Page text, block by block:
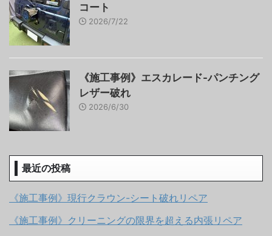
コート
2026/7/22
《施工事例》エスカレード-パンチング
レザー破れ
2026/6/30
最近の投稿
《施工事例》現行クラウン-シート破れリペア
《施工事例》クリーニングの限界を超える内張リペア